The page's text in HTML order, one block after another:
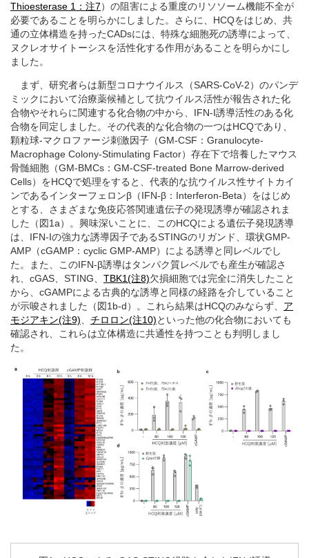
Thioesterase 1：注7）の阻害による重度のリソソーム機能不全が
必要であることを明らかにしました。さらに、HCQをはじめ、共
通の立体構造を持ったCADsには、特殊な細胞死の誘導によって、
ヌクレオサイトーシスを活性化する作用があることを明らかにし
ました。
まず、研究者らは新型コロナウイルス（SARS-CoV-2）のパンデ
ミックにおいて治療薬候補として抗ウイルス活性が報告された化
合物やそれらに関連する化合物の中から、IFN-I誘導活性のある化
合物を同定しました。その代表的な化合物の一つはHCQであり、
顆粒球-マクロファージ刺激因子（GM-CSF：Granulocyte-
Macrophage Colony-Stimulating Factor）存在下で培養したマウス
骨髄細胞（GM-BMCs：GM-CSF-treated Bone Marrow-derived
Cells）をHCQで処理をすると、代表的な抗ウイルス性サイトカイ
ンであるインターフェロンβ（IFN-β：Interferon-Beta）をはじめ
とする、さまざまな免疫応答関連遺伝子の発現誘導が確認されま
した（図1a）。興味深いことに、このHCQによる遺伝子発現誘導
は、IFN-Iの強力な誘導因子であるSTINGのリガンド、環状GMP-
AMP（cGAMP：cyclic GMP-AMP）による誘導と同レベルでし
た。また、このIFN-β誘導はタンパク質レベルでも産生が確認さ
れ、cGAS、STING、 TBK1(注8)欠損細胞では完全に消失したこと
から、cGAMPによる古典的な誘導と同様の経路を介していること
が示唆されました（図1b-d）。これら結果はHCQのみならず、 ア
モジアキン(注9)
チロロン(注10)といった他の化合物においても
確認され、これらは立体構造に共通性を持つことも判明しまし
た。